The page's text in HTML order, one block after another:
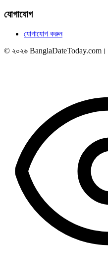
যোগাযোগ
যোগাযোগ করুন
© ২০২৬ BanglaDateToday.com।